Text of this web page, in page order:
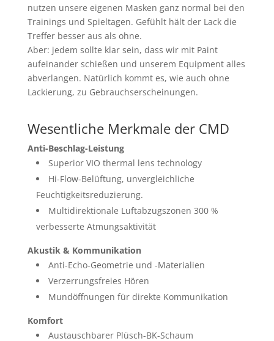
nutzen unsere eigenen Masken ganz normal bei den
Trainings und Spieltagen. Gefühlt hält der Lack die
Treffer besser aus als ohne.
Aber: jedem sollte klar sein, dass wir mit Paint
aufeinander schießen und unserem Equipment alles
abverlangen. Natürlich kommt es, wie auch ohne
Lackierung, zu Gebrauchserscheinungen.
Wesentliche Merkmale der CMD
Anti-Beschlag-Leistung
Superior VIO thermal lens technology
Hi-Flow-Belüftung, unvergleichliche
Feuchtigkeitsreduzierung.
Multidirektionale Luftabzugszonen 300 %
verbesserte Atmungsaktivität
Akustik & Kommunikation
Anti-Echo-Geometrie und -Materialien
Verzerrungsfreies Hören
Mundöffnungen für direkte Kommunikation
Komfort
Austauschbarer Plüsch-BK-Schaum